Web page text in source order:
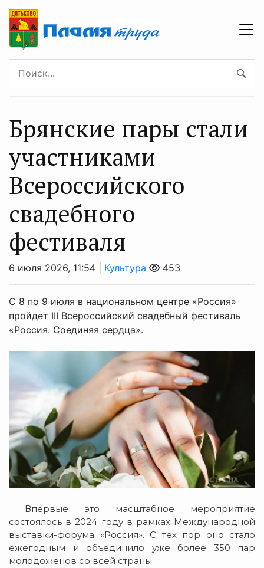
Брянские пары стали
участниками
Всероссийского
свадебного
фестиваля
6 июля 2026, 11:54 | Культура 453
С 8 по 9 июля в национальном центре «Россия»
пройдет III Всероссийский свадебный фестиваль
«Россия. Соединяя сердца».
Впервые это масштабное мероприятие
состоялось в 2024 году в рамках Международной
выставки-форума «Россия». С тех пор оно стало
ежегодным и объединило уже более 350 пар
молодоженов со всей страны.